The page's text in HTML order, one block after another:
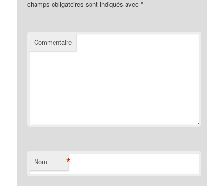
champs obligatoires sont indiqués avec*
Commentaire
Nom *